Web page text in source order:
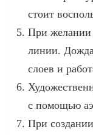
стоит
При желании
линии.
слоев и
с помощью
При